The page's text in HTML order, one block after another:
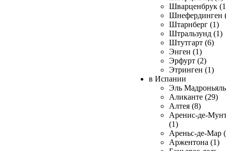
Шварценбрук
Шнефердинген
Штарнберг (1)
Штральзунд (1)
Штутгарт (6)
Энген (1)
Эрфурт (2)
Этринген (1)
в Испании
Эль
Аликанте (29)
Алтея (8)
Аренис-де-
(1)
Ареньс-де-Мар
Аржентона (1)